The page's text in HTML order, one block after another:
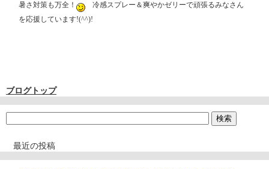
暑さ対策も万全！
冷感スプレー＆爽やかゼリーで頑張るみなさん
を応援しています!(^^)!
ブログトップ
最近の投稿